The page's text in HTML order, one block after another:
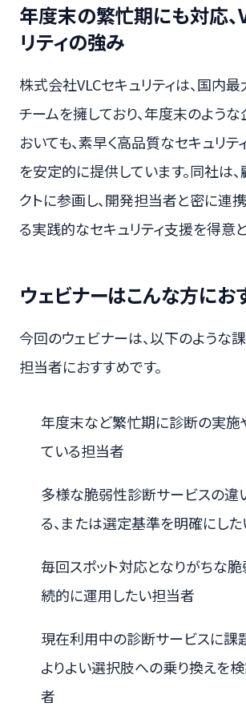
年度末の繁忙期にも対応、
リティの強み
株式会社VLCセキュリティは、国内
チームを擁しており、年度末のよう
おいても、素早く高品質なセキュリ
を安定的に提供しています。同社は
クトに参画し、開発担当者と密に連
る実践的なセキュリティ支援を得意と
ウェビナーはこんな方にお
今回のウェビナーは、以下のような
担当者におすすめです。
年度末など繁忙期に診断の実施
ている担当者
多様な脆弱性診断サービスの違
る、または選定基準を明確にし
毎回スポット対応となりがちな
続的に運用したい担当者
現在利用中の診断サービスに課
よりよい選択肢への乗り換えを
者